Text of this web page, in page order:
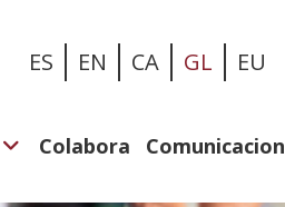
ES EN CA GL EU
Colabora Comunicacion